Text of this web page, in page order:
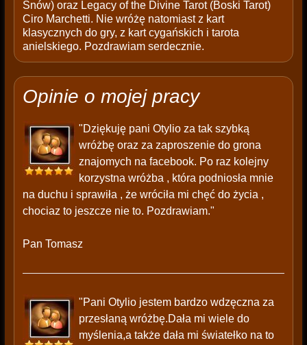
Snów) oraz Legacy of the Divine Tarot (Boski Tarot)
Ciro Marchetti. Nie wróżę natomiast z kart
klasycznych do gry, z kart cygańskich i tarota
anielskiego. Pozdrawiam serdecznie.
Opinie o mojej pracy
"Dziękuję pani Otylio za tak szybką
wróżbę oraz za zaproszenie do grona
znajomych na facebook. Po raz kolejny
korzystna wróżba , która podniosła mnie
na duchu i sprawiła , że wróciła mi chęć do życia ,
chociaz to jeszcze nie to. Pozdrawiam."
Pan Tomasz
"Pani Otylio jestem bardzo wdzęczna za
przesłaną wróżbę.Dała mi wiele do
myślenia,a także dała mi światełko na to